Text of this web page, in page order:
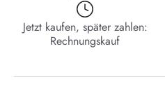
Jetzt kaufen, später zahlen:
Rechnungskauf